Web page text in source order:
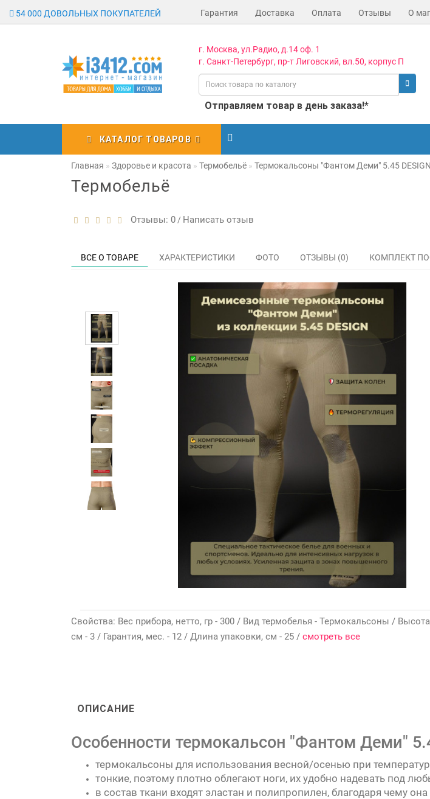
54 000 ДОВОЛЬНЫХ ПОКУПАТЕЛЕЙ Гарантия Доставка Оплата Отзывы О
г. Москва, ул.Радио, д.14 оф. 1
г. Санкт-Петербург, пр-т Лиговский, вл.50, корпус П
Отправляем товар в день заказа!*
КАТАЛОГ ТОВАРОВ
Главная Здоровье и красота Термобельё Термокальсоны "Фантом Деми" 5.45
Термобельё
Отзывы: 0 / Написать отзыв
ВСЕ О ТОВАРЕ ХАРАКТЕРИСТИКИ ФОТО ОТЗЫВЫ (0) КОМПЛЕКТ
Свойства: Вес прибора, нетто, гр - 300 / Вид термобелья - Термокальсоны /
см - 3 / Гарантия, мес. - 12 / Длина упаковки, см - 25 / смотреть все
ОПИСАНИЕ
Особенности термокальсон "Фантом Деми"
термокальсоны для использования весной/осенью при
тонкие, поэтому плотно облегают ноги, их удобно надевать под
в состав ткани входят эластан и полипропилен, благодаря чему